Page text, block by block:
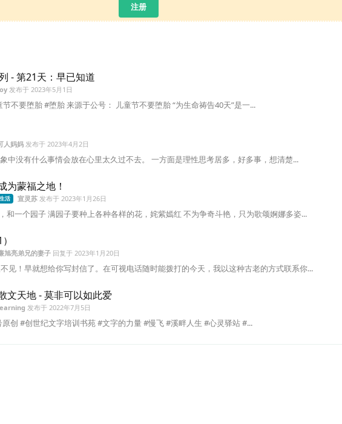
注册
- 第21天：早已知道
发布于 2023年5月1日
不要堕胎 #堕胎 来源于公号： 儿童节不要堕胎 “为生命祷告40天”是一...
人妈妈发布于 2023年4月2日
中没有什么事情会放在心里太久过不去。 一方面是理性思考居多，好多事，想清楚...
为蒙福之地！
活 宣灵苏发布于 2023年1月26日
和一个园子 满园子要种上各种各样的花，姹紫嫣红 不为争奇斗艳，只为歌颂婀娜多姿...
旭亮弟兄的妻子回复于 2023年1月20日
见！早就想给你写封信了。在可视电话随时能拨打的今天，我以这种古老的方式联系你...
文天地 - 莫非可以如此爱
发布于 2022年7月5日
创 #创世纪文字培训书苑 #文字的力量 #慢飞 #溪畔人生 #心灵驿站 #...